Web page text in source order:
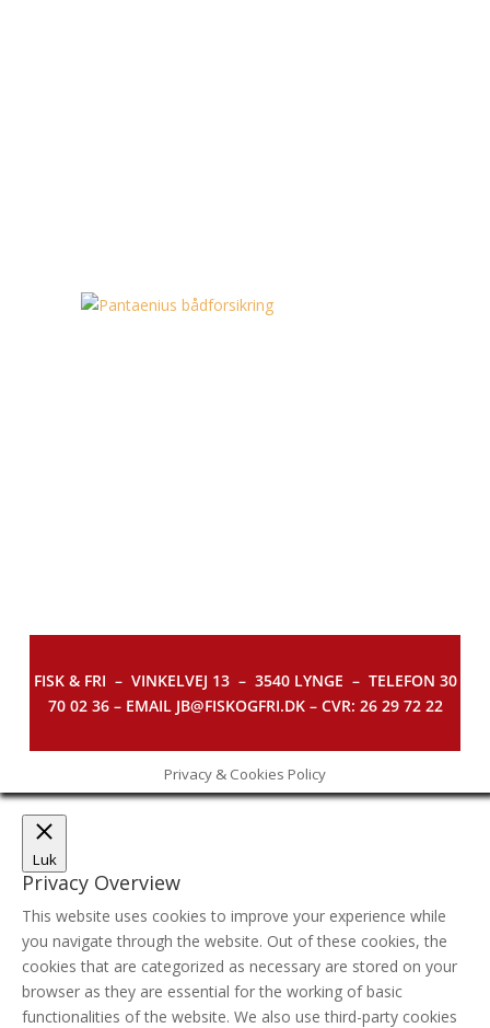
FISK & FRI – VINKELVEJ 13 – 3540 LYNGE – TELEFON 30
70 02 36 – EMAIL JB@FISKOGFRI.DK – CVR: 26 29 72 22
Privacy & Cookies Policy
Luk
Privacy Overview
This website uses cookies to improve your experience while
you navigate through the website. Out of these cookies, the
cookies that are categorized as necessary are stored on your
browser as they are essential for the working of basic
functionalities of the website. We also use third-party cookies